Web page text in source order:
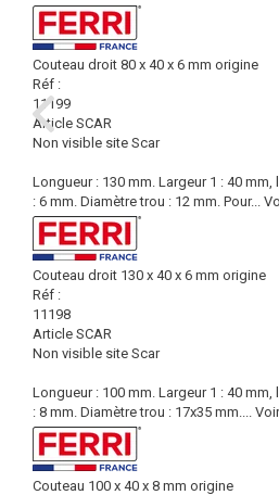
Couteau droit 80 x 40 x 6 mm origine
Réf :
11199
Article SCAR
Non visible site Scar
Longueur : 130 mm. Largeur 1 : 40
: 6 mm. Diamètre trou : 12 mm. Pour...
Couteau droit 130 x 40 x 6 mm origine
Réf :
11198
Article SCAR
Non visible site Scar
Longueur : 100 mm. Largeur 1 : 40
: 8 mm. Diamètre trou : 17x35 mm....
Couteau 100 x 40 x 8 mm origine